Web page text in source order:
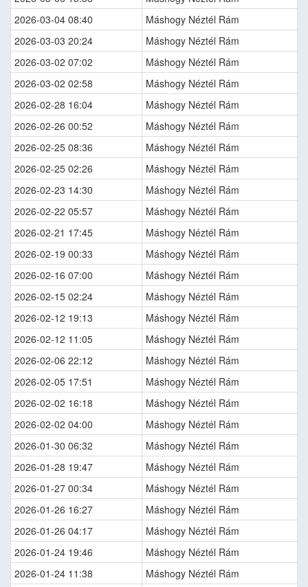
2026-03-04 08:40
Máshogy Néztél Rám
2026-03-03 20:24
Máshogy Néztél Rám
2026-03-02 07:02
Máshogy Néztél Rám
2026-03-02 02:58
Máshogy Néztél Rám
2026-02-28 16:04
Máshogy Néztél Rám
2026-02-26 00:52
Máshogy Néztél Rám
2026-02-25 08:36
Máshogy Néztél Rám
2026-02-25 02:26
Máshogy Néztél Rám
2026-02-23 14:30
Máshogy Néztél Rám
2026-02-22 05:57
Máshogy Néztél Rám
2026-02-21 17:45
Máshogy Néztél Rám
2026-02-19 00:33
Máshogy Néztél Rám
2026-02-16 07:00
Máshogy Néztél Rám
2026-02-15 02:24
Máshogy Néztél Rám
2026-02-12 19:13
Máshogy Néztél Rám
2026-02-12 11:05
Máshogy Néztél Rám
2026-02-06 22:12
Máshogy Néztél Rám
2026-02-05 17:51
Máshogy Néztél Rám
2026-02-02 16:18
Máshogy Néztél Rám
2026-02-02 04:00
Máshogy Néztél Rám
2026-01-30 06:32
Máshogy Néztél Rám
2026-01-28 19:47
Máshogy Néztél Rám
2026-01-27 00:34
Máshogy Néztél Rám
2026-01-26 16:27
Máshogy Néztél Rám
2026-01-26 04:17
Máshogy Néztél Rám
2026-01-24 19:46
Máshogy Néztél Rám
2026-01-24 11:38
Máshogy Néztél Rám